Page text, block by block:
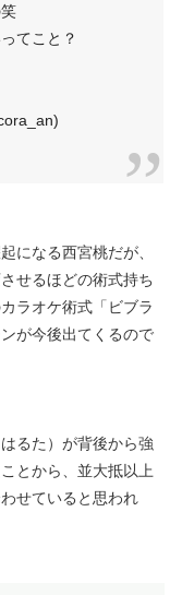
てこと？
になる西宮桃だが、
せるほどの術式持ち
ラオケ術式「ビブラ
が今後出てくるので
るた）が背後から強
とから、並大抵以上
せていると思われ